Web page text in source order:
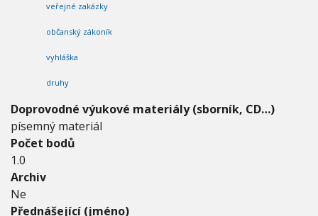
O
N
Í
K
N
O
Z
veřejné zakázky
občanský zákoník
vyhláška
druhy
Doprovodné výukové materiály (sborník, CD…)
písemný materiál
Počet bodů
1.0
Archiv
Ne
Přednášející (jméno)